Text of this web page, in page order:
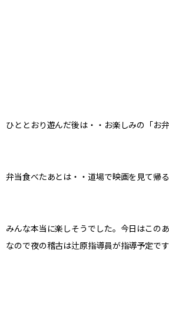
ひととおり遊んだ後は・・お楽しみの「お
弁当食べたあとは・・道場で映画を見て帰る
みんな本当に楽しそうでした。今日はこの
なので夜の稽古は辻原指導員が指導予定です